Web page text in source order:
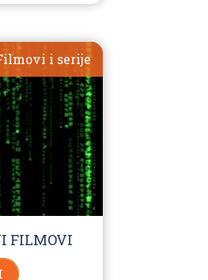
i serije
FILMOVI